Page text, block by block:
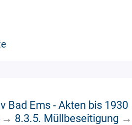
Bad Ems - Akten bis 1930
→ 8.3.5. Müllbeseitigung →